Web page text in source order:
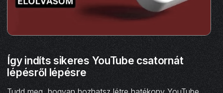
Így indíts sikeres YouTube csatornát
lépésről lépésre